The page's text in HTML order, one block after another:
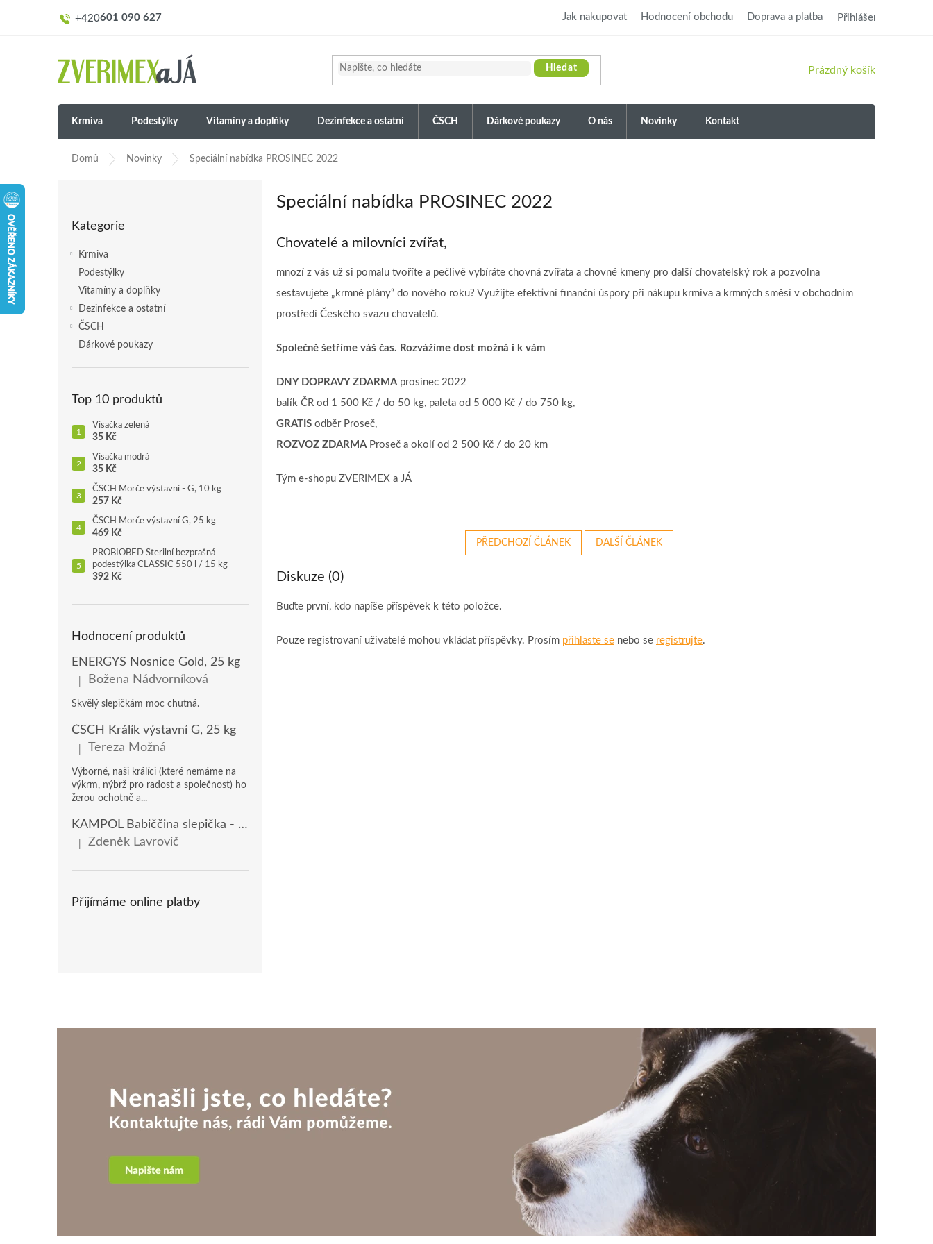
601 090 627 Jak nakupovat Hodnocení obchodu Doprava a platba Přihlášení
Hledat
NÁKUPNÍ
Prázdný košík
Krmiva Podestýlky Vitamíny a doplňky Dezinfekce a ostatní ČSCH Dárkové poukazy O nás Novinky Kontakt
Domů Novinky Speciální nabídka PROSINEC 2022
kategorie
Kategorie
Krmiva
Podestýlky
Vitamíny a doplňky
Dezinfekce a ostatní
ČSCH
Dárkové poukazy
Top 10 produktů
Visačka zelená
35 Kč
Visačka modrá
35 Kč
ČSCH Morče výstavní - G, 10 kg
257 Kč
ČSCH Morče výstavní G, 25 kg
469 Kč
PROBIOBED Sterilní bezprašná
podestýlka CLASSIC 550 l / 15 kg
392 Kč
Hodnocení produktů
ENERGYS Nosnice Gold, 25 kg
Hodnocení produktu je 5 z 5 hvězdiček.
Božena Nádvorníková
Skvělý slepičkám moc chutná.
ČSCH Králík výstavní G, 25 kg
Hodnocení produktu je 5 z 5 hvězdiček.
Tereza Možná
Výborné, naši králíci (které nemáme na
výkrm, nýbrž pro radost a společnost) ho
žerou ochotně a...
KAMPOL Babiččina slepička - domácí nosnice(KB), 20 kg
Hodnocení produktu je 5 z 5 hvězdiček.
Zdeněk Lavrovič
Přijímáme online platby
Speciální nabídka PROSINEC 2022
Chovatelé a milovníci zvířat,
mnozí z vás už si pomalu tvoříte a pečlivě vybíráte chovná zvířata a chovné kmeny pro další chovatelský rok a pozvolna
sestavujete „krmné plány“ do nového roku? Využijte efektivní finanční úspory při nákupu krmiva a krmných směsí v obchodním
prostředí Českého svazu chovatelů.
Společně šetříme váš čas. Rozvážíme dost možná i k vám
DNY DOPRAVY ZDARMAprosinec 2022
balík ČR od 1 500 Kč / do 50 kg, paleta od 5 000 Kč / do 750 kg,
GRATIS odběr Proseč,
ROZVOZ ZDARMAProseč a okolí od 2 500 Kč / do 20 km
Tým e-shopu ZVERIMEX a JÁ
PŘEDCHOZÍ ČLÁNEK DALŠÍ ČLÁNEK
Diskuze (0)
Buďte první, kdo napíše příspěvek k této položce.
Pouze registrovaní uživatelé mohou vkládat příspěvky. Prosím přihlaste se nebo se registrujte.